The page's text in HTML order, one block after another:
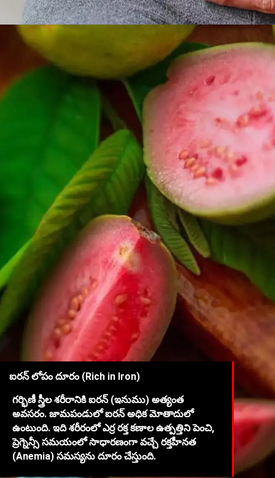
ఐరన్ లోపం దూరం (Rich in Iron)
గర్భిణీ స్త్రీల శరీరానికి ఐరన్ (ఇనుము) అత్యంత
అవసరం. జామపండులో ఐరన్ అధిక మోతాదులో
ఉంటుంది. ఇది శరీరంలో ఎర్ర రక్త కణాల ఉత్పత్తిని పెంచి,
ప్రెగ్నెన్సీ సమయంలో సాధారణంగా వచ్చే రక్తహీనత
(Anemia) సమస్యను దూరం చేస్తుంది.